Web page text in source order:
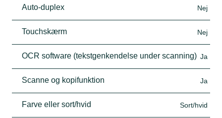
Auto-duplex Nej
Touchskærm Nej
OCR software (tekstgenkendelse under scanning) Ja
Scanne og kopifunktion Ja
Farve eller sort/hvid Sort/hvid